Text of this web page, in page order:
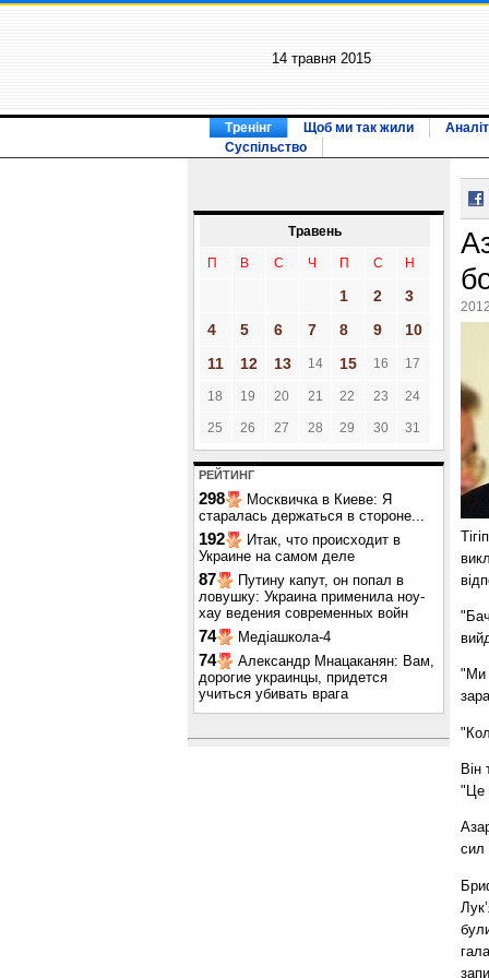
14 травня 2015
Тренінг Щоб ми так жили
Суспільство
Травень
П В С Ч П С Н
1 2
3
4
5 6 7 8 9
10
11
12 13 14 15 16 17
18 19 20 21 22 23 24
25 26 27 28 29 30 31
РЕЙТИНГ
298
Москвичка в Киеве: Я
старалась держаться в стороне...
192
Итак, что происходит в
Украине на самом деле
87
Путину капут, он попал в
ловушку: Украина применила ноу-
хау ведения современных войн
74 Медіашкола-4
74
Александр Мнацаканян: Вам,
дорогие украинцы, придется
учиться убивать врага
"Ми
Він
"Це
сил